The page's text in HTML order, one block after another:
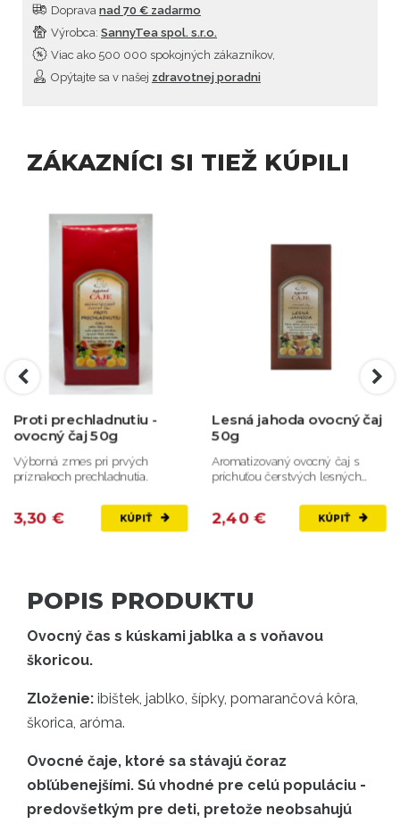
Doprava nad 70 € zadarmo
Viac ako 500 000 spokojných zákazníkov,
Výrobca: SannyTea spol. s.r.o.
Opýtajte sa v našej zdravotnej poradni
ZÁKAZNÍCI SI TIEŽ KÚPILI
Proti prechladnutiu -
ovocný čaj 50g
Výborná zmes pri prvých
príznakoch prechladnutia.
3,30 € KÚPIŤ
Lesná jahoda ovocný čaj
50g
Aromatizovaný ovocný čaj s
príchuťou čerstvých lesných
2,40 € KÚPIŤ
POPIS PRODUKTU
Ovocný čas s kúskami jablka a s voňavou
škoricou.
Zloženie: ibištek, jablko, šípky, pomarančová kôra,
škorica, aróma.
Ovocné čaje, ktoré sa stávajú čoraz
obľúbenejšími. Sú vhodné pre celú populáciu -
predovšetkým pre deti, pretože neobsahujú